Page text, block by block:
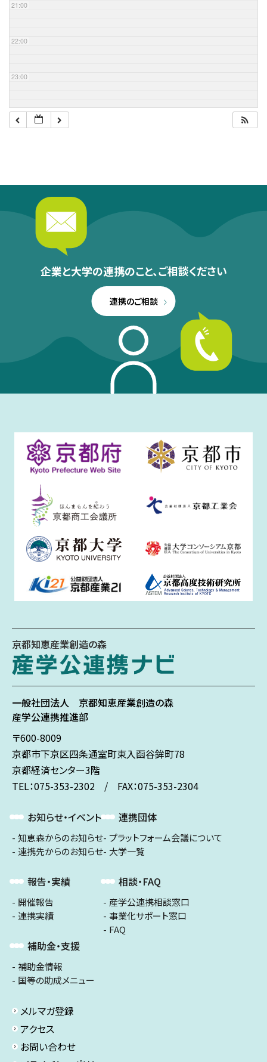
21:00
22:00
23:00
企業と大学の連携のこと、ご相談ください
連携のご相談
京都知恵産業創造の森
一般社団法人 京都知恵産業創造の森
産学公連携推進部
〒600-8009
京都市下京区四条通室町東入函谷鉾町78
京都経済センター3階
TEL：075-353-2302 / FAX：075-353-2304
お知らせ・イベント
知恵森からのお知らせ
連携先からのお知らせ
報告・実績
開催報告
連携実績
補助金・支援
補助金情報
国等の助成メニュー
連携団体
プラットフォーム会議について
大学一覧
相談・FAQ
産学公連携相談窓口
事業化サポート窓口
FAQ
メルマガ登録
アクセス
お問い合わせ